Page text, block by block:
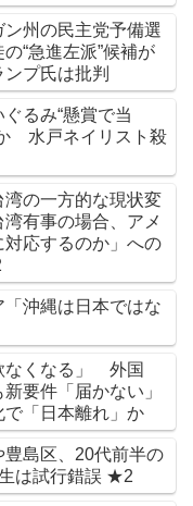
州の民主党予備選
“急進左派”候補が
プ氏は批判
るみ“懸賞で当
水戸ネイリスト殺
の一方的な現状変
有事の場合、アメ
対応するのか」への
沖縄は日本ではな
なくなる」 外国
要件「届かない」
「日本離れ」か
豊島区、20代前半の
は試行錯誤 ★2